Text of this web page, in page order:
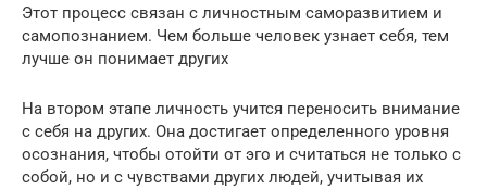
Этот процесс связан с личностным саморазвитием и
самопознанием. Чем больше человек узнает себя, тем
лучше он понимает других
На втором этапе личность учится переносить внимание
с себя на других. Она достигает определенного уровня
осознания, чтобы отойти от эго и считаться не только с
собой, но и с чувствами других людей, учитывая их